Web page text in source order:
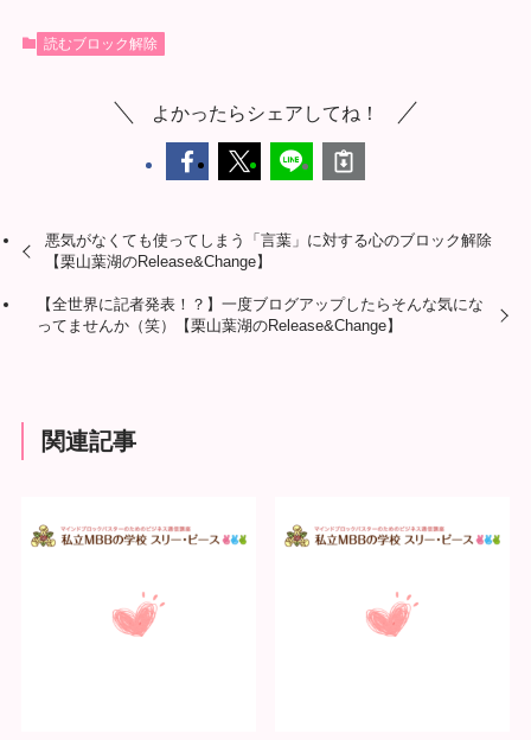
読むブロック解除
よかったらシェアしてね！
悪気がなくても使ってしまう「言葉」に対する心のブロック解除
【栗山葉湖のRelease&Change】
【全世界に記者発表！？】一度ブログアップしたらそんな気にな
ってませんか（笑）【栗山葉湖のRelease&Change】
関連記事